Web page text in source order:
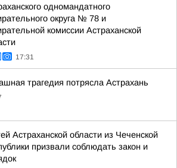
одномандатного
округа № 78 и
комиссии Астраханской
17:31
трагедия потрясла Астрахань
Астраханской области из Чеченской
призвали соблюдать закон и